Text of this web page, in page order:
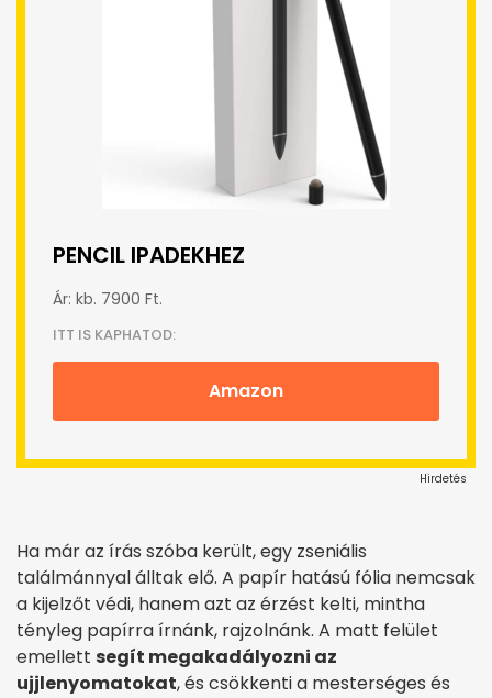
PENCIL IPADEKHEZ
Ár: kb. 7900 Ft.
ITT IS KAPHATOD:
Amazon
Hirdetés
Ha már az írás szóba került, egy zseniális
találmánnyal álltak elő. A papír hatású fólia nemcsak
a kijelzőt védi, hanem azt az érzést kelti, mintha
tényleg papírra írnánk, rajzolnánk. A matt felület
emellett segít megakadályozni az
ujjlenyomatokat, és csökkenti a mesterséges és